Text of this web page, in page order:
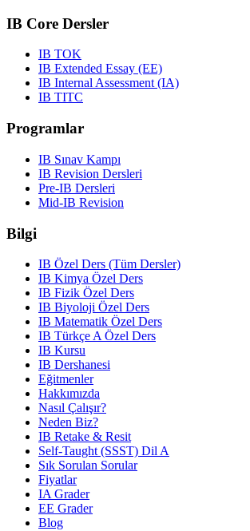
IB Core Dersler
IB TOK
IB Extended Essay (EE)
IB Internal Assessment (IA)
IB TITC
Programlar
IB Sınav Kampı
IB Revision Dersleri
Pre-IB Dersleri
Mid-IB Revision
Bilgi
IB Özel Ders (Tüm Dersler)
IB Kimya Özel Ders
IB Fizik Özel Ders
IB Biyoloji Özel Ders
IB Matematik Özel Ders
IB Türkçe A Özel Ders
IB Kursu
IB Dershanesi
Eğitmenler
Hakkımızda
Nasıl Çalışır?
Neden Biz?
IB Retake & Resit
Self-Taught (SSST) Dil A
Sık Sorulan Sorular
Fiyatlar
IA Grader
EE Grader
Blog